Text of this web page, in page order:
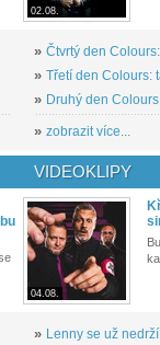
02.08.
» Čtvrtý den
» Třetí den Colours:
» Druhý den
» zobrazit více...
VIDEOKLIPY
04.08.
» Lenny se už